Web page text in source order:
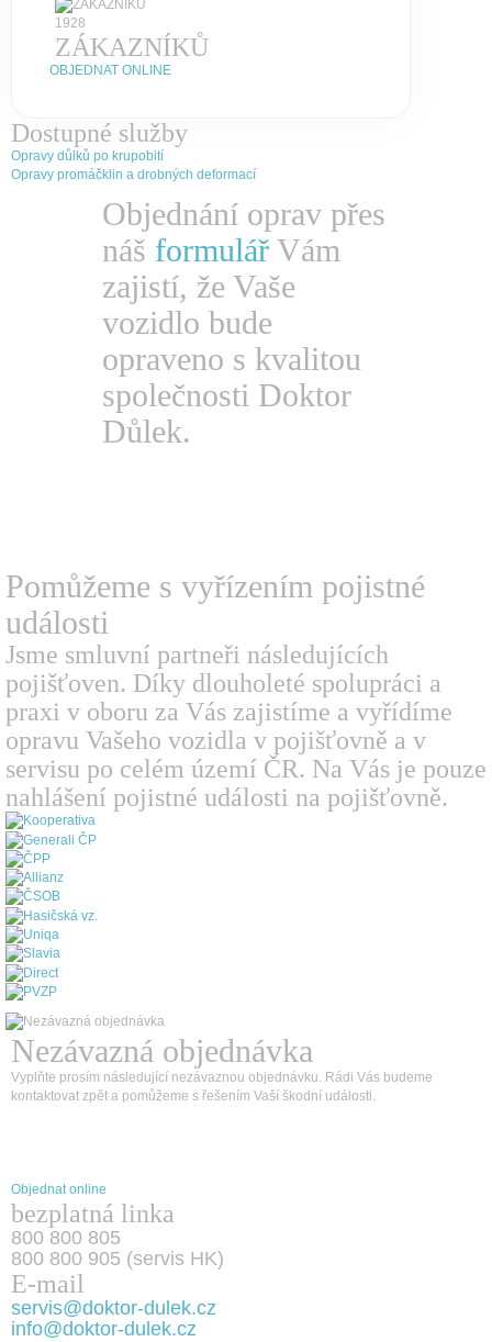
1928
ZÁKAZNÍKŮ
OBJEDNAT ONLINE
Dostupné služby
Opravy důlků po krupobití
Opravy promáčklin a drobných deformací
Objednání oprav přes
náš formulářVám
zajistí, že Vaše
vozidlo bude
opraveno s kvalitou
společnosti Doktor
Důlek.
Pomůžeme s vyřízením pojistné
události
Jsme smluvní partneři následujících
pojišťoven. Díky dlouholeté spolupráci a
praxi v oboru za Vás zajistíme a vyřídíme
opravu Vašeho vozidla v pojišťovně a v
servisu po celém území ČR. Na Vás je pouze
nahlášení pojistné události na pojišťovně.
Nezávazná objednávka
Vyplňte prosím následující nezávaznou objednávku. Rádi Vás budeme
kontaktovat zpět a pomůžeme s řešením Vaší škodní události.
Objednat online
bezplatná linka
800 800 805
800 800 905 (servis HK)
E-mail
servis@doktor-dulek.cz
info@doktor-dulek.cz